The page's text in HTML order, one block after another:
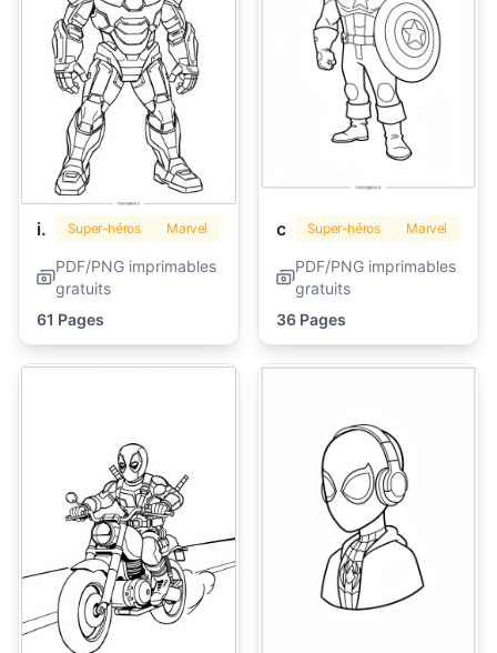
iron man Super-héros Marvel
PDF/PNG imprimables
gratuits
61 Pages
Super-héros Marvel
PDF/PNG imprimables
gratuits
36 Pages